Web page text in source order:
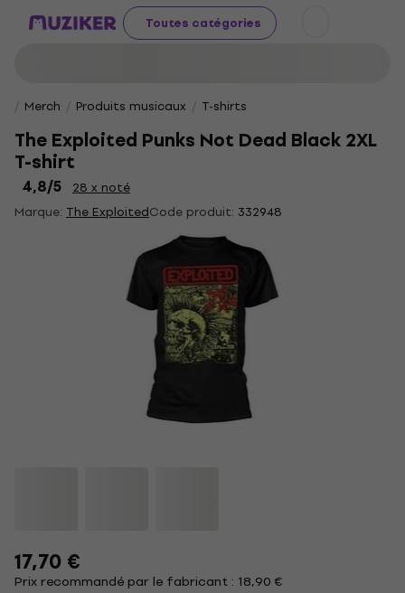
Toutes catégories
Merch Produits musicaux T-shirts
The Exploited Punks Not Dead Black 2XL
T-shirt
4,8/5
28 x noté
Marque: The ExploitedCode produit: 332948
17,70 €
Prix recommandé par le fabricant : 18,90 €